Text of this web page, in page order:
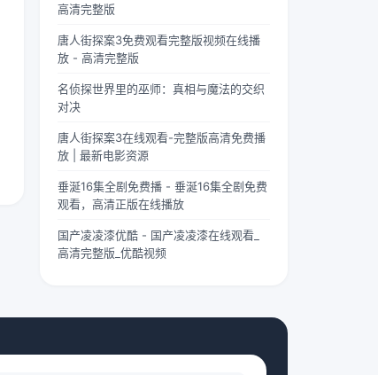
本呢？
要...
道尽...
高清完整版
唐人街探案3免费观看完整版视频在线播
放 - 高清完整版
名侦探世界里的巫师：真相与魔法的交织
对决
唐人街探案3在线观看-完整版高清免费播
放 | 最新电影资源
垂涎16集全剧免费播 - 垂涎16集全剧免费
观看，高清正版在线播放
国产凌凌漆优酷 - 国产凌凌漆在线观看_
高清完整版_优酷视频